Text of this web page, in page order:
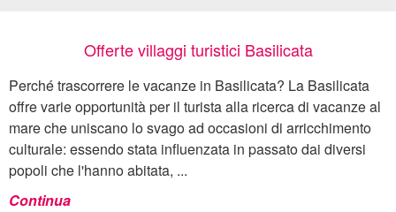
Offerte villaggi turistici Basilicata
Perché trascorrere le vacanze in Basilicata? La Basilicata
offre varie opportunità per il turista alla ricerca di vacanze al
mare che uniscano lo svago ad occasioni di arricchimento
culturale: essendo stata influenzata in passato dai diversi
popoli che l'hanno abitata, ...
Continua